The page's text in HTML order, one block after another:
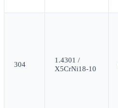
304
1.4301 /
X5CrNi18-10